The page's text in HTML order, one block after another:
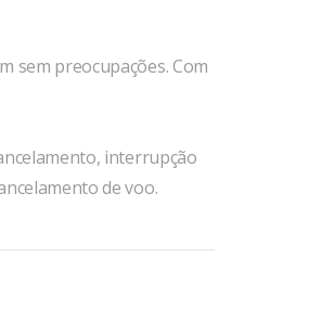
sem preocupações. Com
interrupção
de voo.